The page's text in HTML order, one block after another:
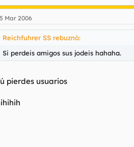
Mar 2006
Reichfuhrer SS rebuznó:
Si perdeis amigos sus jodeis hahaha.
pierdes usuarios